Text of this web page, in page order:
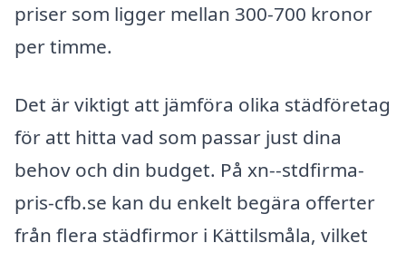
priser som ligger mellan 300-700 kronor
per timme.
Det är viktigt att jämföra olika städföretag
för att hitta vad som passar just dina
behov och din budget. På xn--stdfirma-
pris-cfb.se kan du enkelt begära offerter
från flera städfirmor i Kättilsmåla, vilket